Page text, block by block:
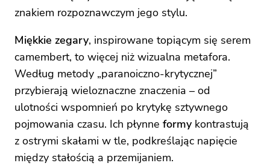
znakiem rozpoznawczym jego stylu.
Miękkie zegary, inspirowane topiącym się serem
camembert, to więcej niż wizualna metafora.
Według metody „paranoiczno-krytycznej”
przybierają wieloznaczne znaczenia – od
ulotności wspomnień po krytykę sztywnego
pojmowania czasu. Ich płynne formykontrastują
z ostrymi skałami w tle, podkreślając napięcie
między stałością a przemijaniem.